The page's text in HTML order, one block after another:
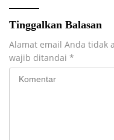
Tinggalkan Balasan
Alamat email Anda tidak
wajib ditandai *